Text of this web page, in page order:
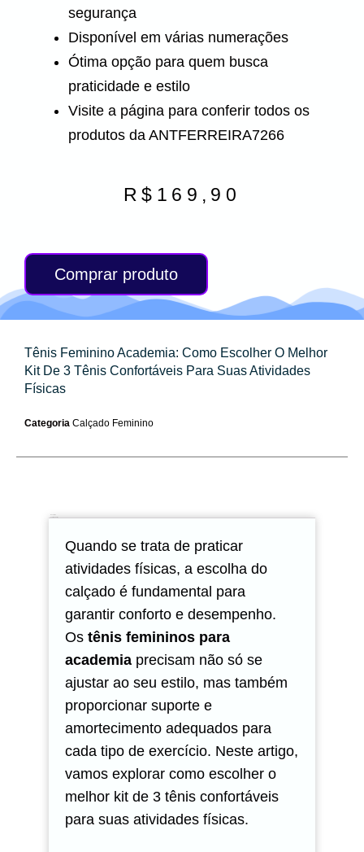
segurança
Disponível em várias numerações
Ótima opção para quem busca
praticidade e estilo
Visite a página para conferir todos os
produtos da ANTFERREIRA7266
R$ 169,90
Comprar produto
Tênis Feminino Academia: Como Escolher O Melhor
Kit De 3 Tênis Confortáveis Para Suas Atividades
Físicas
Categoria Calçado Feminino
Quando se trata de praticar
atividades físicas, a escolha do
calçado é fundamental para
garantir conforto e desempenho.
Ostênis femininos para
academia precisam não só se
ajustar ao seu estilo, mas também
proporcionar suporte e
amortecimento adequados para
cada tipo de exercício. Neste artigo,
vamos explorar como escolher o
melhor kit de 3 tênis confortáveis
para suas atividades físicas.